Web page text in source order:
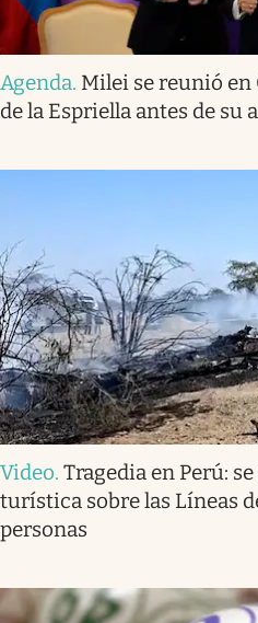
Agenda. Milei se reunió en
de la Espriella antes de
Video. Tragedia en Perú:
turística sobre las Líneas
personas